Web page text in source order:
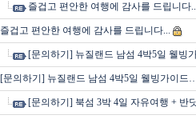
즐겁고 편안한 여행에 감사를 드립니다
즐겁고 편안한 여행에 감사를 드립니다...
[문의하기] 뉴질랜드 남섬 4박5일 웰빙
[문의하기] 뉴질랜드 남섬 4박5일 웰빙가이드
[문의하기] 북섬 3박 4일 자유여행 + 반